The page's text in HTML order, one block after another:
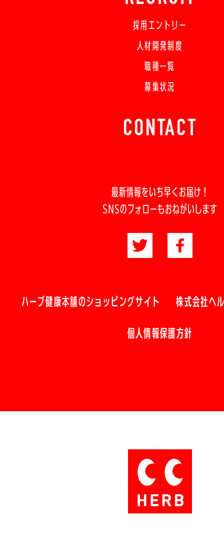
採用エントリー
人材開発制度
職種一覧
募集状況
CONTACT
最新情報をいち早くお届け！
SNSのフォローもおねがいします
ハーブ健康本舗のショッピングサイト 株式会社ヘ
個人情報保護方針